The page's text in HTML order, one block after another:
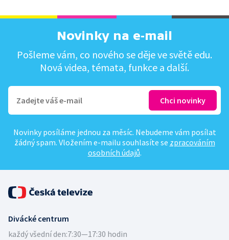
Novinky na e-mail
Pošleme vám, co nového se děje ve světě edu.
Nová videa, témata, funkce a další.
Novinky posíláme jednou za měsíc. Nebudeme vám posílat
žádný spam. Vložením e-mailu souhlasíte se zpracováním
osobních údajů.